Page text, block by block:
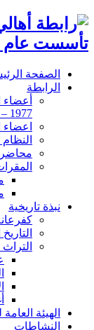
تأسست عام 1977
الصفحة
الرابطة
أعضاء
1977 – 1978 .
اعضاء
محاضر
نبذة تاريخية
الهيئة العامة
النشاطات